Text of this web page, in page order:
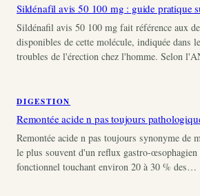
Sildénafil avis 50 100 mg : guide pratique
Sildénafil avis 50 100 mg fait référence aux
disponibles de cette molécule, indiquée dans
troubles de l'érection chez l'homme. Selon
DIGESTION
Remontée acide n pas toujours
Remontée acide n pas toujours synonyme de
le plus souvent d'un reflux gastro-
fonctionnel touchant environ 20 à 30 % des…